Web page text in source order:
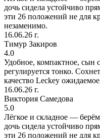
дочь сидела устойчиво
эти 26 положений не для
незаменимо.
16.06.26 г.
Тимур Закиров
4.0
Удобное, компактное, сын
регулируется тонко.
качество Leckey
16.06.26 г.
Виктория Самедова
5.0
Лёгкое и складное —
дочь сидела устойчиво
эти 26 положений не для